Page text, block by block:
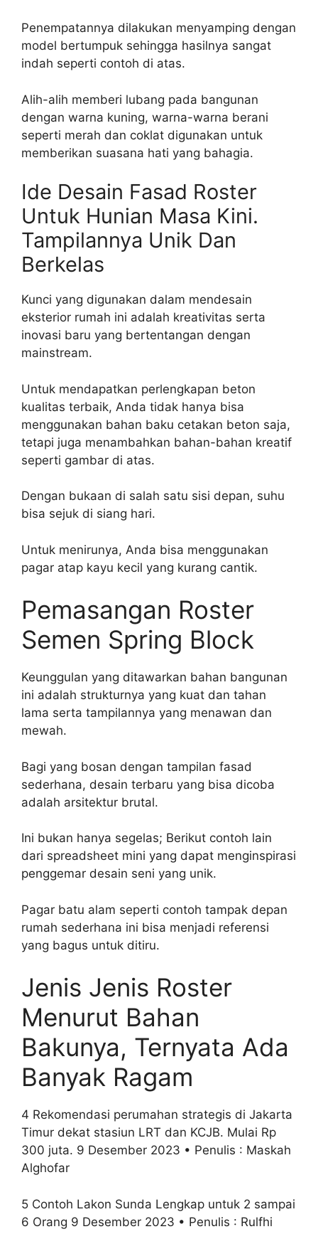
Penempatannya dilakukan menyamping dengan
model bertumpuk sehingga hasilnya sangat
indah seperti contoh di atas.
Alih-alih memberi lubang pada bangunan
dengan warna kuning, warna-warna berani
seperti merah dan coklat digunakan untuk
memberikan suasana hati yang bahagia.
Ide Desain Fasad Roster
Untuk Hunian Masa Kini.
Tampilannya Unik Dan
Berkelas
Kunci yang digunakan dalam mendesain
eksterior rumah ini adalah kreativitas serta
inovasi baru yang bertentangan dengan
mainstream.
Untuk mendapatkan perlengkapan beton
kualitas terbaik, Anda tidak hanya bisa
menggunakan bahan baku cetakan beton saja,
tetapi juga menambahkan bahan-bahan kreatif
seperti gambar di atas.
Dengan bukaan di salah satu sisi depan, suhu
bisa sejuk di siang hari.
Untuk menirunya, Anda bisa menggunakan
pagar atap kayu kecil yang kurang cantik.
Pemasangan Roster
Semen Spring Block
Keunggulan yang ditawarkan bahan bangunan
ini adalah strukturnya yang kuat dan tahan
lama serta tampilannya yang menawan dan
mewah.
Bagi yang bosan dengan tampilan fasad
sederhana, desain terbaru yang bisa dicoba
adalah arsitektur brutal.
Ini bukan hanya segelas; Berikut contoh lain
dari spreadsheet mini yang dapat menginspirasi
penggemar desain seni yang unik.
Pagar batu alam seperti contoh tampak depan
rumah sederhana ini bisa menjadi referensi
yang bagus untuk ditiru.
Jenis Jenis Roster
Menurut Bahan
Bakunya, Ternyata Ada
Banyak Ragam
4 Rekomendasi perumahan strategis di Jakarta
Timur dekat stasiun LRT dan KCJB. Mulai Rp
300 juta. 9 Desember 2023 • Penulis : Maskah
Alghofar
5 Contoh Lakon Sunda Lengkap untuk 2 sampai
6 Orang 9 Desember 2023 • Penulis : Rulfhi